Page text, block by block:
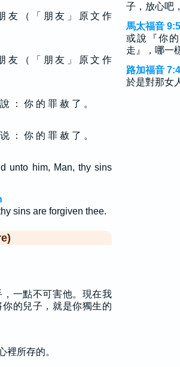
友（「朋友」原文作
友（「朋友」原文作
： 你 的 罪 赦 了 。
： 你 的 罪 赦 了 。
unto him, Man, thy sins
sins are forgiven thee.
一點不可害他。現在我
的兒子，就是你獨生的
裡所存的。
子，放心吧
馬太福音 9:5
或說『你
走』，哪一
路加福音
於是對那女